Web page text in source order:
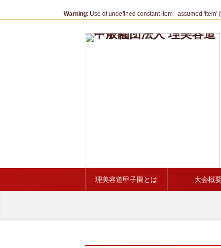
Warning: Use of undefined constant item - assumed
理美容道甲子園とは 大会概